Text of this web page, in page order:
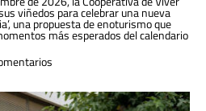
viñedos para celebrar una nueva
una propuesta de enoturismo que
más esperados del calendario